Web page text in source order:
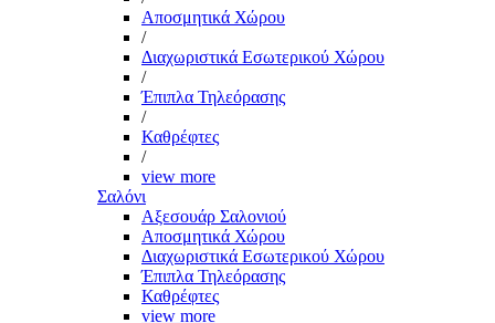
Αποσμητικά Χώρου
/
Διαχωριστικά Εσωτερικού Χώρου
/
Έπιπλα Τηλεόρασης
/
Καθρέφτες
/
view more
Σαλόνι
Αξεσουάρ Σαλονιού
Αποσμητικά Χώρου
Διαχωριστικά Εσωτερικού Χώρου
Έπιπλα Τηλεόρασης
Καθρέφτες
view more